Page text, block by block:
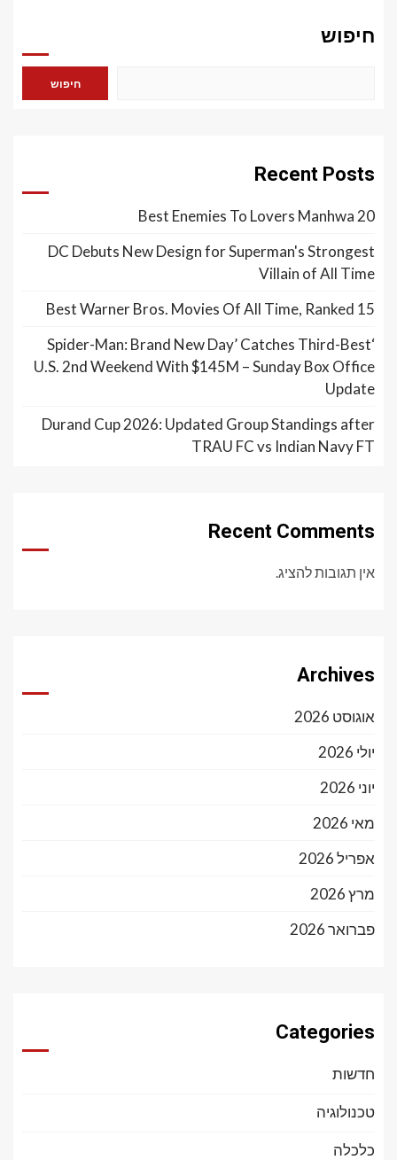
חיפוש
חיפוש
Recent Posts
20 Best Enemies To Lovers Manhwa
DC Debuts New Design for Superman's Strongest
Villain of All Time
15 Best Warner Bros. Movies Of All Time, Ranked
‘Spider-Man: Brand New Day’ Catches Third-Best
U.S. 2nd Weekend With $145M – Sunday Box Office
Update
Durand Cup 2026: Updated Group Standings after
TRAU FC vs Indian Navy FT
Recent Comments
אין תגובות להציג.
Archives
אוגוסט 2026
יולי 2026
יוני 2026
מאי 2026
אפריל 2026
מרץ 2026
פברואר 2026
Categories
חדשות
טכנולוגיה
כלכלה